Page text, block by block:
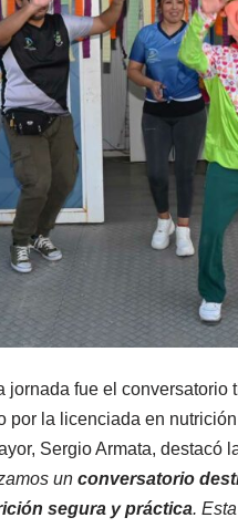
fue el conversatorio
por la licenciada en
Sergio Armata, destacó
un conversatorio
segura y práctica.